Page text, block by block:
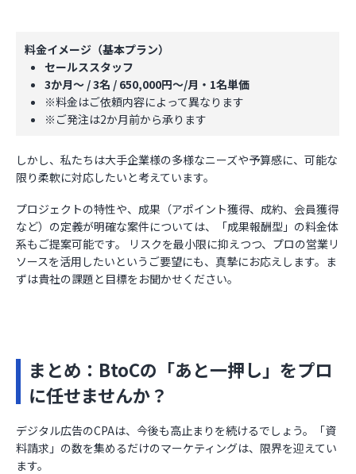
料金イメージ（基本プラン）
セールススタッフ
3か⽉〜 / 3名 / 650,000円〜/⽉・1名単価
※料金はご依頼内容によって異なります
※ご発注は2か⽉前から承ります
しかし、私たちは大手企業様の多様なニーズや予算感に、可能な
限り柔軟に対応したいと考えています。
プロジェクトの特性や、成果（アポイント獲得、成約、会員獲得
など）の定義が明確な案件については、「成果報酬型」の料金体
系もご提案可能です。 リスクを最小限に抑えつつ、プロの営業リ
ソースを活用したいというご要望にも、真摯にお応えします。ま
ずは貴社の課題と目標をお聞かせください。
まとめ：BtoCの「あと一押し」をプロ
に任せませんか？
デジタル広告のCPAは、今後も高止まりを続けるでしょう。「資
料請求」の数を集めるだけのマーケティングは、限界を迎えてい
ます。